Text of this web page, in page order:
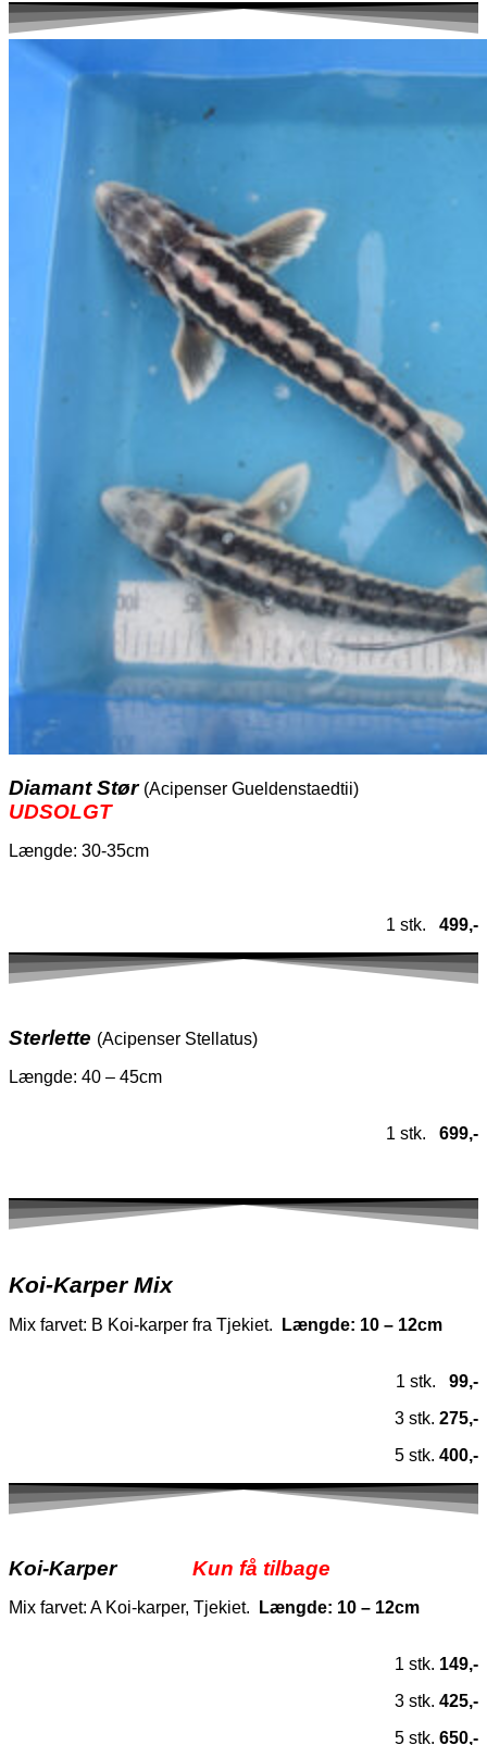
Diamant Stør (Acipenser Gueldenstaedtii)
UDSOLGT
Længde: 30-35cm
1 stk. 499,-
Sterlette (Acipenser Stellatus)
Længde: 40 – 45cm
1 stk. 699,-
Koi-Karper Mix
Mix farvet: B Koi-karper fra Tjekiet. Længde: 10 – 12cm
1 stk.
99,-
3 stk. 275,-
5 stk. 400,-
Koi-Karper Kun få tilbage
Mix farvet: A Koi-karper, Tjekiet. Længde: 10 – 12cm
1 stk. 149,-
3 stk. 425,-
5 stk. 650,-